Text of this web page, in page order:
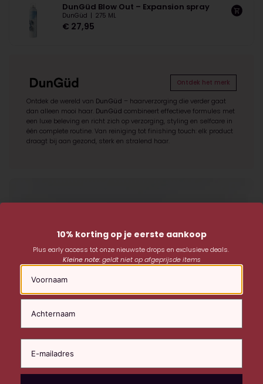
DunGüd Blow Out – Expansion spray
DunGüd | 275 ML
€ 27,95
Ontdek het merk
Ontdek de wereld van DunGüd – haarverzorging die verder gaat
dan alleen mooi haar. DunGüd combineert effectieve formules met
een luxe beleving en richt zich op verzorging, styling en selfcare in
één complete routine. Van reiniging tot finishing touch: elk product
draagt bij aan gezond, sterk en stralend haar.
10% korting op je eerste aankoop
Plus early access tot onze nieuwste drops en exclusieve deals.
Kleine note:geldt niet op afgeprijsde items